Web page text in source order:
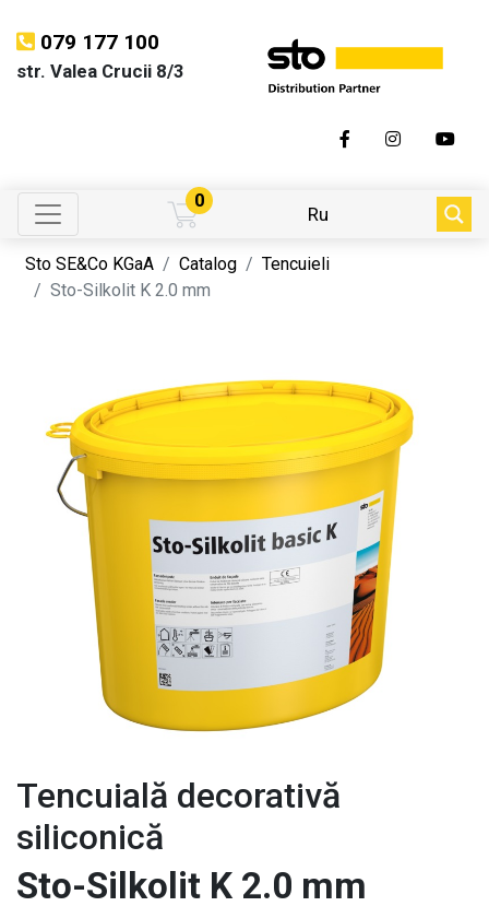
079 177 100
str. Valea Crucii 8/3
0
Ru
Sto SE&Co KGaA Catalog
Tencuieli
Sto-Silkolit K 2.0 mm
Tencuială decorativă
siliconică
Sto-Silkolit K 2.0 mm